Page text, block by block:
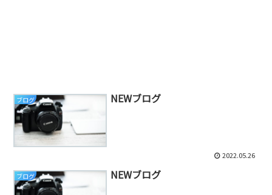
ブログ NEWブログ
2022.05.26
ブログ NEWブログ